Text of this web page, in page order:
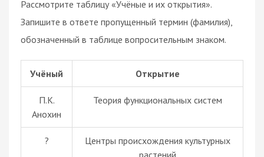
Рассмотрите таблицу «Учёные и их открытия».
Запишите в ответе пропущенный термин (фамилия),
обозначенный в таблице вопросительным знаком.
Учёный Открытие
П.К.
Анохин
Теория функциональных систем
?
Центры происхождения культурных
растений